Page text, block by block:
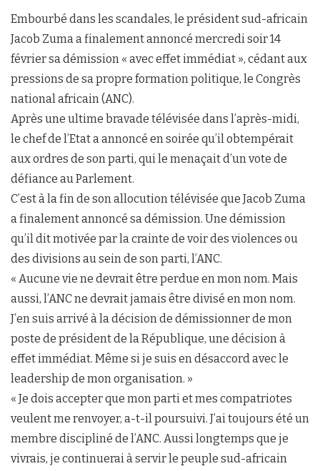
Embourbé dans les scandales, le président sud-africain
Jacob Zuma a finalement annoncé mercredi soir 14
février sa démission « avec effet immédiat », cédant aux
pressions de sa propre formation politique, le Congrès
national africain (ANC).
Après une ultime bravade télévisée dans l’après-midi,
le chef de l’Etat a annoncé en soirée qu’il obtempérait
aux ordres de son parti, qui le menaçait d’un vote de
défiance au Parlement.
C’est à la fin de son allocution télévisée que Jacob Zuma
a finalement annoncé sa démission. Une démission
qu’il dit motivée par la crainte de voir des violences ou
des divisions au sein de son parti, l’ANC.
« Aucune vie ne devrait être perdue en mon nom. Mais
aussi, l’ANC ne devrait jamais être divisé en mon nom.
J’en suis arrivé à la décision de démissionner de mon
poste de président de la République, une décision à
effet immédiat. Même si je suis en désaccord avec le
leadership de mon organisation. »
« Je dois accepter que mon parti et mes compatriotes
veulent me renvoyer, a-t-il poursuivi. J’ai toujours été un
membre discipliné de l’ANC. Aussi longtemps que je
vivrais, je continuerai à servir le peuple sud-africain